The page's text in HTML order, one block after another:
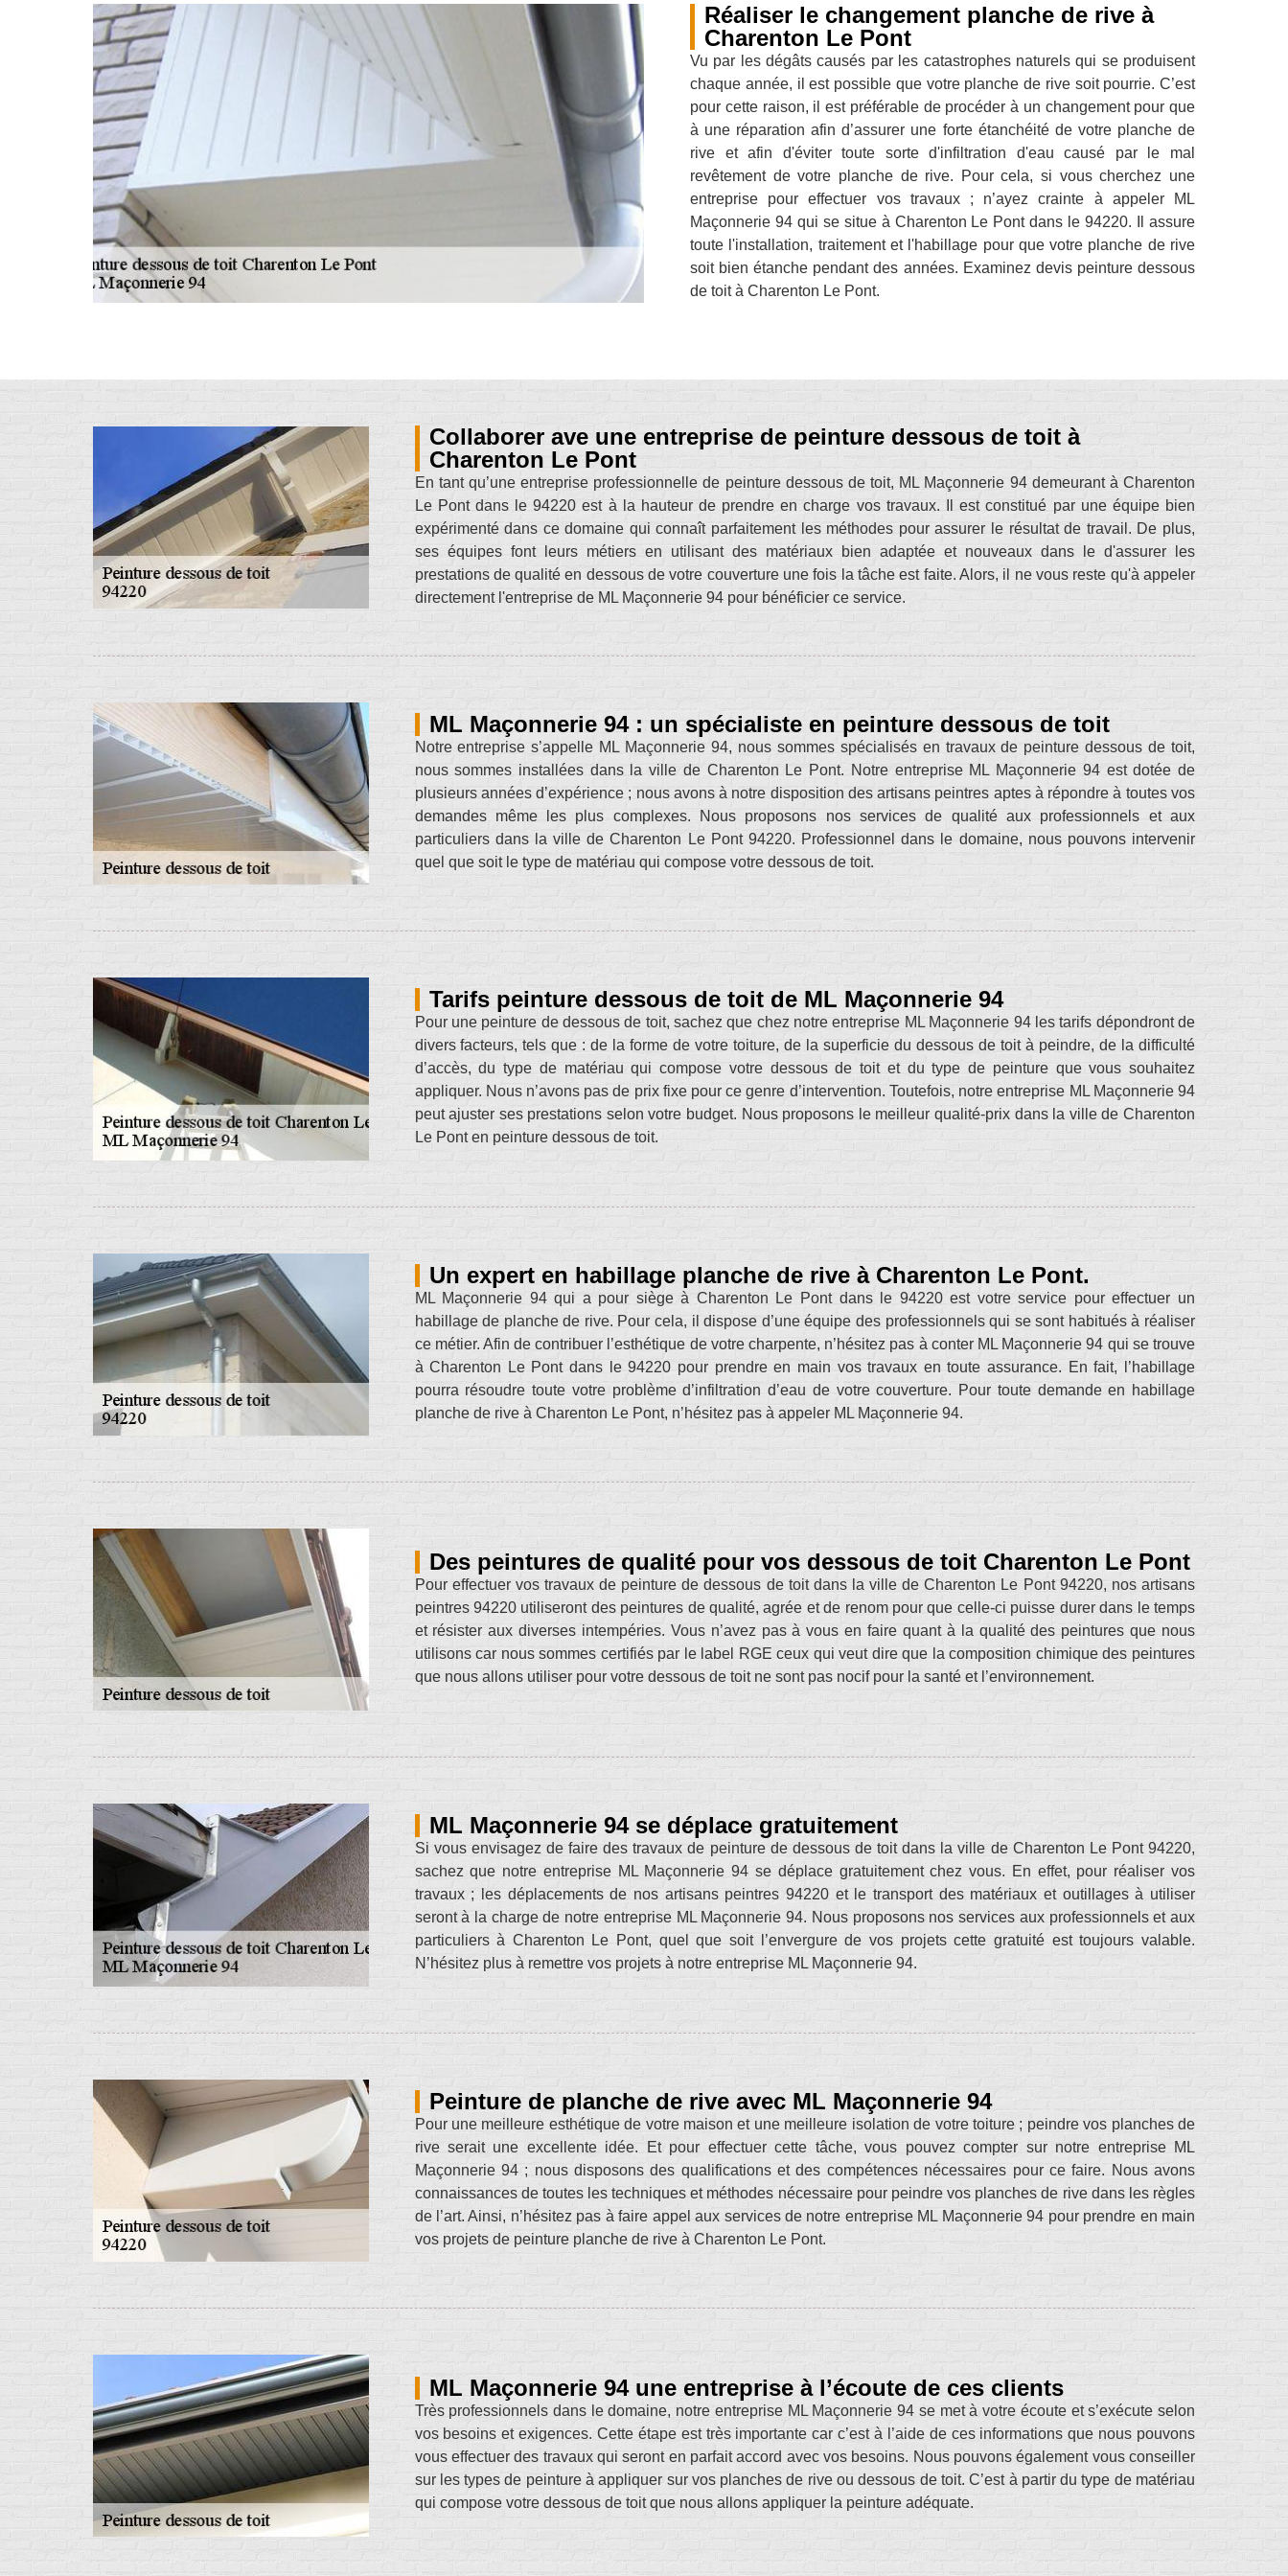
Réaliser le changement planche de rive à
Charenton Le Pont
Vu par les dégâts causés par les catastrophes naturels qui se produisent
chaque année, il est possible que votre planche de rive soit pourrie. C’est
pour cette raison, il est préférable de procéder à un changement pour que
à une réparation afin d’assurer une forte étanchéité de votre planche de
rive et afin d'éviter toute sorte d'infiltration d'eau causé par le mal
revêtement de votre planche de rive. Pour cela, si vous cherchez une
entreprise pour effectuer vos travaux ; n’ayez crainte à appeler ML
Maçonnerie 94 qui se situe à Charenton Le Pont dans le 94220. Il assure
toute l'installation, traitement et l'habillage pour que votre planche de rive
soit bien étanche pendant des années. Examinez devis peinture dessous
de toit à Charenton Le Pont.
Collaborer ave une entreprise de peinture dessous de toit à
Charenton Le Pont
En tant qu’une entreprise professionnelle de peinture dessous de toit, ML Maçonnerie 94 demeurant à Charenton
Le Pont dans le 94220 est à la hauteur de prendre en charge vos travaux. Il est constitué par une équipe bien
expérimenté dans ce domaine qui connaît parfaitement les méthodes pour assurer le résultat de travail. De plus,
ses équipes font leurs métiers en utilisant des matériaux bien adaptée et nouveaux dans le d'assurer les
prestations de qualité en dessous de votre couverture une fois la tâche est faite. Alors, il ne vous reste qu'à appeler
directement l'entreprise de ML Maçonnerie 94 pour bénéficier ce service.
ML Maçonnerie 94 : un spécialiste en peinture dessous de toit
Notre entreprise s’appelle ML Maçonnerie 94, nous sommes spécialisés en travaux de peinture dessous de toit,
nous sommes installées dans la ville de Charenton Le Pont. Notre entreprise ML Maçonnerie 94 est dotée de
plusieurs années d’expérience ; nous avons à notre disposition des artisans peintres aptes à répondre à toutes vos
demandes même les plus complexes. Nous proposons nos services de qualité aux professionnels et aux
particuliers dans la ville de Charenton Le Pont 94220. Professionnel dans le domaine, nous pouvons intervenir
quel que soit le type de matériau qui compose votre dessous de toit.
Tarifs peinture dessous de toit de ML Maçonnerie 94
Pour une peinture de dessous de toit, sachez que chez notre entreprise ML Maçonnerie 94 les tarifs dépondront de
divers facteurs, tels que : de la forme de votre toiture, de la superficie du dessous de toit à peindre, de la difficulté
d’accès, du type de matériau qui compose votre dessous de toit et du type de peinture que vous souhaitez
appliquer. Nous n’avons pas de prix fixe pour ce genre d’intervention. Toutefois, notre entreprise ML Maçonnerie 94
peut ajuster ses prestations selon votre budget. Nous proposons le meilleur qualité-prix dans la ville de Charenton
Le Pont en peinture dessous de toit.
Un expert en habillage planche de rive à Charenton Le Pont.
ML Maçonnerie 94 qui a pour siège à Charenton Le Pont dans le 94220 est votre service pour effectuer un
habillage de planche de rive. Pour cela, il dispose d’une équipe des professionnels qui se sont habitués à réaliser
ce métier. Afin de contribuer l’esthétique de votre charpente, n’hésitez pas à conter ML Maçonnerie 94 qui se trouve
à Charenton Le Pont dans le 94220 pour prendre en main vos travaux en toute assurance. En fait, l’habillage
pourra résoudre toute votre problème d’infiltration d’eau de votre couverture. Pour toute demande en habillage
planche de rive à Charenton Le Pont, n’hésitez pas à appeler ML Maçonnerie 94.
Des peintures de qualité pour vos dessous de toit Charenton Le Pont
Pour effectuer vos travaux de peinture de dessous de toit dans la ville de Charenton Le Pont 94220, nos artisans
peintres 94220 utiliseront des peintures de qualité, agrée et de renom pour que celle-ci puisse durer dans le temps
et résister aux diverses intempéries. Vous n’avez pas à vous en faire quant à la qualité des peintures que nous
utilisons car nous sommes certifiés par le label RGE ceux qui veut dire que la composition chimique des peintures
que nous allons utiliser pour votre dessous de toit ne sont pas nocif pour la santé et l’environnement.
ML Maçonnerie 94 se déplace gratuitement
Si vous envisagez de faire des travaux de peinture de dessous de toit dans la ville de Charenton Le Pont 94220,
sachez que notre entreprise ML Maçonnerie 94 se déplace gratuitement chez vous. En effet, pour réaliser vos
travaux ; les déplacements de nos artisans peintres 94220 et le transport des matériaux et outillages à utiliser
seront à la charge de notre entreprise ML Maçonnerie 94. Nous proposons nos services aux professionnels et aux
particuliers à Charenton Le Pont, quel que soit l’envergure de vos projets cette gratuité est toujours valable.
N’hésitez plus à remettre vos projets à notre entreprise ML Maçonnerie 94.
Peinture de planche de rive avec ML Maçonnerie 94
Pour une meilleure esthétique de votre maison et une meilleure isolation de votre toiture ; peindre vos planches de
rive serait une excellente idée. Et pour effectuer cette tâche, vous pouvez compter sur notre entreprise ML
Maçonnerie 94 ; nous disposons des qualifications et des compétences nécessaires pour ce faire. Nous avons
connaissances de toutes les techniques et méthodes nécessaire pour peindre vos planches de rive dans les règles
de l’art. Ainsi, n’hésitez pas à faire appel aux services de notre entreprise ML Maçonnerie 94 pour prendre en main
vos projets de peinture planche de rive à Charenton Le Pont.
ML Maçonnerie 94 une entreprise à l’écoute de ces clients
Très professionnels dans le domaine, notre entreprise ML Maçonnerie 94 se met à votre écoute et s’exécute selon
vos besoins et exigences. Cette étape est très importante car c’est à l’aide de ces informations que nous pouvons
vous effectuer des travaux qui seront en parfait accord avec vos besoins. Nous pouvons également vous conseiller
sur les types de peinture à appliquer sur vos planches de rive ou dessous de toit. C’est à partir du type de matériau
qui compose votre dessous de toit que nous allons appliquer la peinture adéquate.